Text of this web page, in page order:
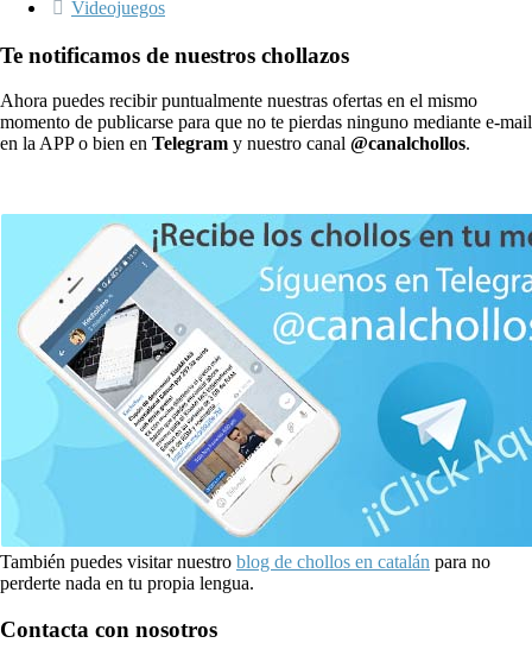
Videojuegos
Te notificamos de nuestros chollazos
Ahora puedes recibir puntualmente nuestras ofertas en el mismo
momento de publicarse para que no te pierdas ninguno mediante e-mail
en la APP o bien en Telegram y nuestro canal @canalchollos.
También puedes visitar nuestro blog de chollos en catalán para no
perderte nada en tu propia lengua.
Contacta con nosotros